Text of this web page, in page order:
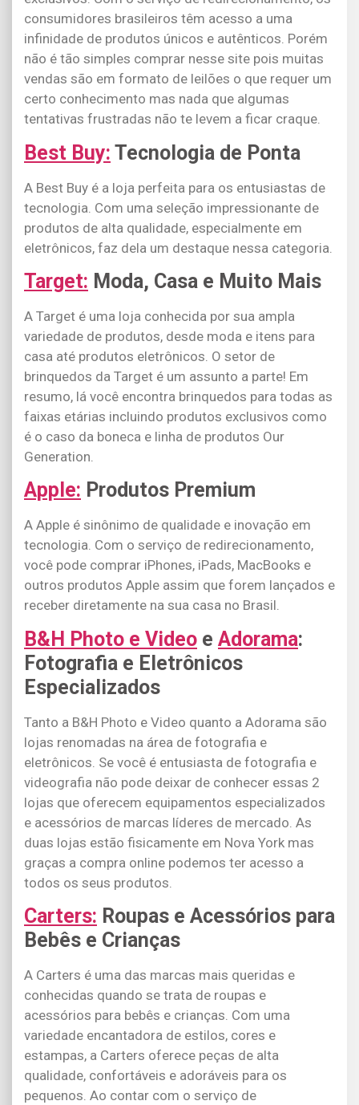
consumidores brasileiros têm acesso a uma
infinidade de produtos únicos e autênticos. Porém
não é tão simples comprar nesse site pois muitas
vendas são em formato de leilões o que requer um
certo conhecimento mas nada que algumas
tentativas frustradas não te levem a ficar craque.
Best Buy: Tecnologia de Ponta
A Best Buy é a loja perfeita para os entusiastas de
tecnologia. Com uma seleção impressionante de
produtos de alta qualidade, especialmente em
eletrônicos, faz dela um destaque nessa categoria.
Target: Moda, Casa e Muito Mais
A Target é uma loja conhecida por sua ampla
variedade de produtos, desde moda e itens para
casa até produtos eletrônicos. O setor de
brinquedos da Target é um assunto a parte! Em
resumo, lá você encontra brinquedos para todas as
faixas etárias incluindo produtos exclusivos como
é o caso da boneca e linha de produtos Our
Generation.
Apple: Produtos Premium
A Apple é sinônimo de qualidade e inovação em
tecnologia. Com o serviço de redirecionamento,
você pode comprar iPhones, iPads, MacBooks e
outros produtos Apple assim que forem lançados e
receber diretamente na sua casa no Brasil.
B&H Photo e Video e Adorama:
Fotografia e Eletrônicos
Especializados
Tanto a B&H Photo e Video quanto a Adorama são
lojas renomadas na área de fotografia e
eletrônicos. Se você é entusiasta de fotografia e
videografia não pode deixar de conhecer essas 2
lojas que oferecem equipamentos especializados
e acessórios de marcas líderes de mercado. As
duas lojas estão fisicamente em Nova York mas
graças a compra online podemos ter acesso a
todos os seus produtos.
Carters: Roupas e Acessórios para
Bebês e Crianças
A Carters é uma das marcas mais queridas e
conhecidas quando se trata de roupas e
acessórios para bebês e crianças. Com uma
variedade encantadora de estilos, cores e
estampas, a Carters oferece peças de alta
qualidade, confortáveis e adoráveis para os
pequenos. Ao contar com o serviço de